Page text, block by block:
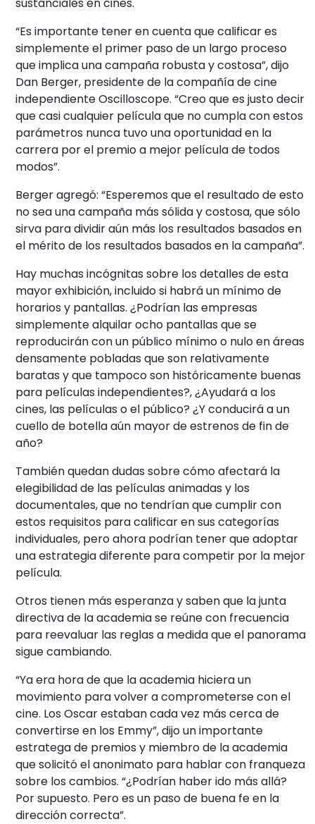
“Es importante tener en cuenta que calificar es
simplemente el primer paso de un largo proceso
que implica una campaña robusta y costosa”, dijo
Dan Berger, presidente de la compañía de cine
independiente Oscilloscope. “Creo que es justo decir
que casi cualquier película que no cumpla con estos
parámetros nunca tuvo una oportunidad en la
carrera por el premio a mejor película de todos
modos”.
Berger agregó: “Esperemos que el resultado de esto
no sea una campaña más sólida y costosa, que sólo
sirva para dividir aún más los resultados basados en
el mérito de los resultados basados en la campaña”.
Hay muchas incógnitas sobre los detalles de esta
mayor exhibición, incluido si habrá un mínimo de
horarios y pantallas. ¿Podrían las empresas
simplemente alquilar ocho pantallas que se
reproducirán con un público mínimo o nulo en áreas
densamente pobladas que son relativamente
baratas y que tampoco son históricamente buenas
para películas independientes?, ¿Ayudará a los
cines, las películas o el público? ¿Y conducirá a un
cuello de botella aún mayor de estrenos de fin de
año?
También quedan dudas sobre cómo afectará la
elegibilidad de las películas animadas y los
documentales, que no tendrían que cumplir con
estos requisitos para calificar en sus categorías
individuales, pero ahora podrían tener que adoptar
una estrategia diferente para competir por la mejor
película.
Otros tienen más esperanza y saben que la junta
directiva de la academia se reúne con frecuencia
para reevaluar las reglas a medida que el panorama
sigue cambiando.
“Ya era hora de que la academia hiciera un
movimiento para volver a comprometerse con el
cine. Los Oscar estaban cada vez más cerca de
convertirse en los Emmy”, dijo un importante
estratega de premios y miembro de la academia
que solicitó el anonimato para hablar con franqueza
sobre los cambios. “¿Podrían haber ido más allá?
Por supuesto. Pero es un paso de buena fe en la
dirección correcta”.